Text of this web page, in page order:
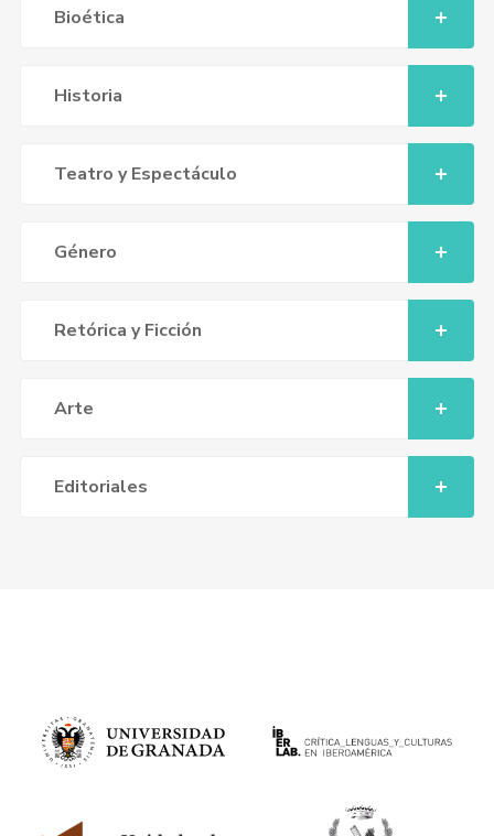
Bioética
Historia
Teatro y Espectáculo
Género
Retórica y Ficción
Arte
Editoriales